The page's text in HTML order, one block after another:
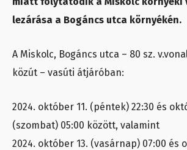
lezárása a Bogáncs utca környékén.
A Miskolc, Bogáncs utca – 80 sz. v.vonal
közút – vasúti átjáróban:
2024. október 11. (péntek) 22:30 és
(szombat) 05:00 között, valamint
2024. október 13. (vasárnap) 07:00 és